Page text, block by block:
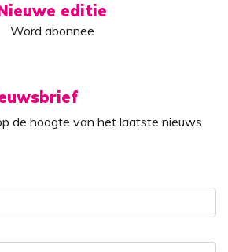
editie
Word abonnee
de hoogte van het laatste nieuws